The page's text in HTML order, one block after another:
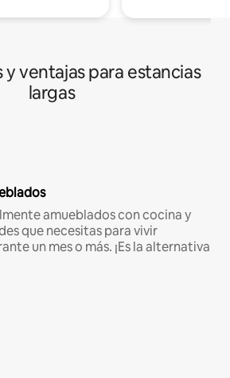
ventajas para estancias
largas
amueblados con cocina y
que necesitas para vivir
un mes o más. ¡Es la alternativa